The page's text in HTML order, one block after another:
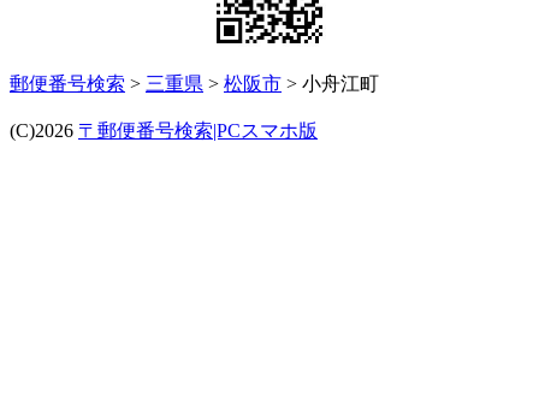
郵便番号検索 > 三重県 > 松阪市 > 小舟江町
(C)2026 〒郵便番号検索|PCスマホ版